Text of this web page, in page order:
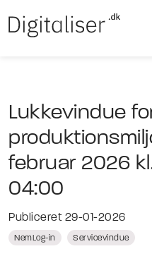
Lukkevindue
februar 2026
04:00
Publiceret 29-01-2026
NemLog-in Servicevindue